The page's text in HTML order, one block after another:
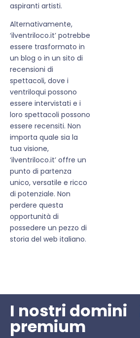
aspiranti artisti.
Alternativamente,
‘ilventriloco.it’ potrebbe
essere trasformato in
un blog o in un sito di
recensioni di
spettacoli, dove i
ventriloqui possono
essere intervistati e i
loro spettacoli possono
essere recensiti. Non
importa quale sia la
tua visione,
‘ilventriloco.it’ offre un
punto di partenza
unico, versatile e ricco
di potenziale. Non
perdere questa
opportunità di
possedere un pezzo di
storia del web italiano.
I nostri domini
premium